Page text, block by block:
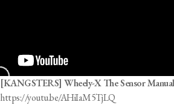
[KANGSTERS] Wheely-X The Sensor
https://youtu.be/AHiIaM5TjLQ